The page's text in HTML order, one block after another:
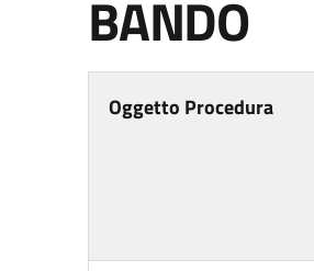
BANDO
Oggetto Procedura